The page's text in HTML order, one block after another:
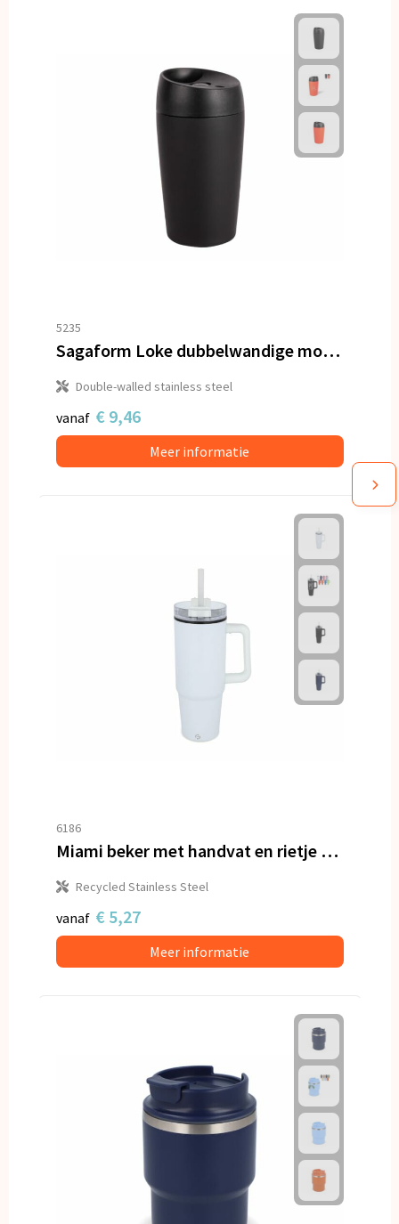
5235
Sagaform Loke dubbelwandige mok met rubberen Coating 240ml
Double-walled stainless steel
vanaf € 9,46
Meer informatie
6186
Miami beker met handvat en rietje 800ml
Recycled Stainless Steel
vanaf € 5,27
Meer informatie